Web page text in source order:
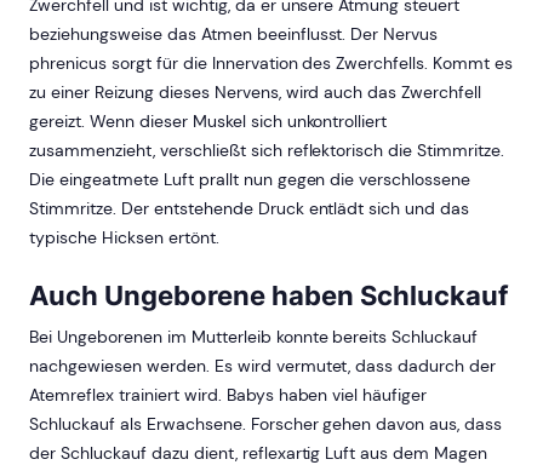
Zwerchfell und ist wichtig, da er unsere Atmung steuert
beziehungsweise das Atmen beeinflusst. Der Nervus
phrenicus sorgt für die Innervation des Zwerchfells. Kommt es
zu einer Reizung dieses Nervens, wird auch das Zwerchfell
gereizt. Wenn dieser Muskel sich unkontrolliert
zusammenzieht, verschließt sich reflektorisch die Stimmritze.
Die eingeatmete Luft prallt nun gegen die verschlossene
Stimmritze. Der entstehende Druck entlädt sich und das
typische Hicksen ertönt.
Auch Ungeborene haben Schluckauf
Bei Ungeborenen im Mutterleib konnte bereits Schluckauf
nachgewiesen werden. Es wird vermutet, dass dadurch der
Atemreflex trainiert wird. Babys haben viel häufiger
Schluckauf als Erwachsene. Forscher gehen davon aus, dass
der Schluckauf dazu dient, reflexartig Luft aus dem Magen